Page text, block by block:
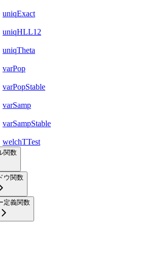
uniqExact
uniqHLL12
uniqTheta
varPop
varPopStable
varSamp
varSampStable
welchTTest
関数
ウ関数
定義関数